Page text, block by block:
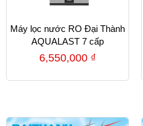
Máy lọc nước RO Đại Thành
AQUALAST 7 cấp
6,550,000 ₫